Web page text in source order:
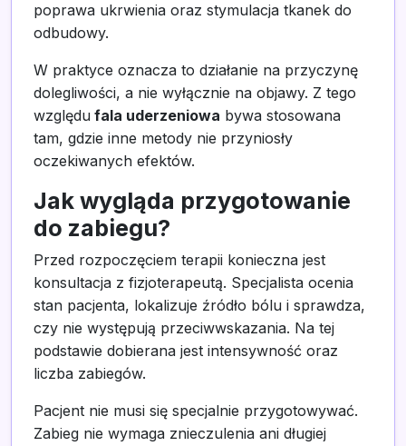
poprawa ukrwienia oraz stymulacja tkanek do
odbudowy.
W praktyce oznacza to działanie na przyczynę
dolegliwości, a nie wyłącznie na objawy. Z tego
względu fala uderzeniowa bywa stosowana
tam, gdzie inne metody nie przyniosły
oczekiwanych efektów.
Jak wygląda przygotowanie
do zabiegu?
Przed rozpoczęciem terapii konieczna jest
konsultacja z fizjoterapeutą. Specjalista ocenia
stan pacjenta, lokalizuje źródło bólu i sprawdza,
czy nie występują przeciwwskazania. Na tej
podstawie dobierana jest intensywność oraz
liczba zabiegów.
Pacjent nie musi się specjalnie przygotowywać.
Zabieg nie wymaga znieczulenia ani długiej